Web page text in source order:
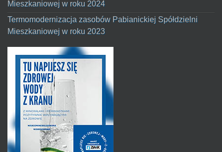
Mieszkaniowej w roku 2024
Termomodernizacja zasobów Pabianickiej Spółdzielni
Mieszkaniowej w roku 2023